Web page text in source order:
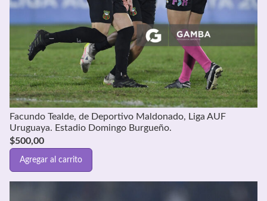
Facundo Tealde, de Deportivo Maldonado, Liga AUF
Uruguaya. Estadio Domingo Burgueño.
$500,00
Agregar al carrito